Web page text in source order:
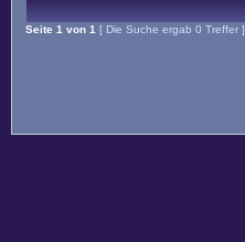
Seite 1 von 1 [ Die Suche ergab 0 Treffer ]